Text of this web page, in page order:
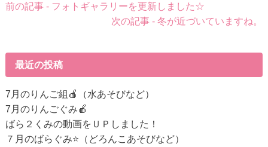
へ
の
リ
ン
ク
前の記事 - フォトギャラリーを更新しました☆
次の記事 - 冬が近づいていますね。
最近の投稿
7月のりんご組🍎（水あそびなど）
7月のりんごぐみ🍎
ばら２くみの動画をＵＰしました！
７月のばらぐみ⭐（どろんこあそびなど）